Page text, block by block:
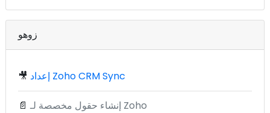
زوهو
🎥 إعداد Zoho CRM Sync
📄 إنشاء حقول مخصصة لـ Zoho